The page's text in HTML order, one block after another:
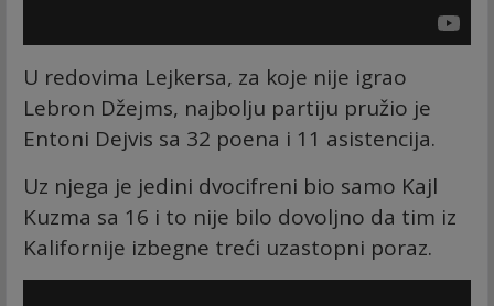
U redovima Lejkersa, za koje nije igrao
Lebron Džejms, najbolju partiju pružio je
Entoni Dejvis sa 32 poena i 11 asistencija.
Uz njega je jedini dvocifreni bio samo Kajl
Kuzma sa 16 i to nije bilo dovoljno da tim iz
Kalifornije izbegne treći uzastopni poraz.